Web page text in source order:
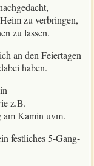
zu verbringen,
zu lassen.
an den Feiertagen
haben.
z.B.
am Kamin uvm.
festliches 5-Gang-